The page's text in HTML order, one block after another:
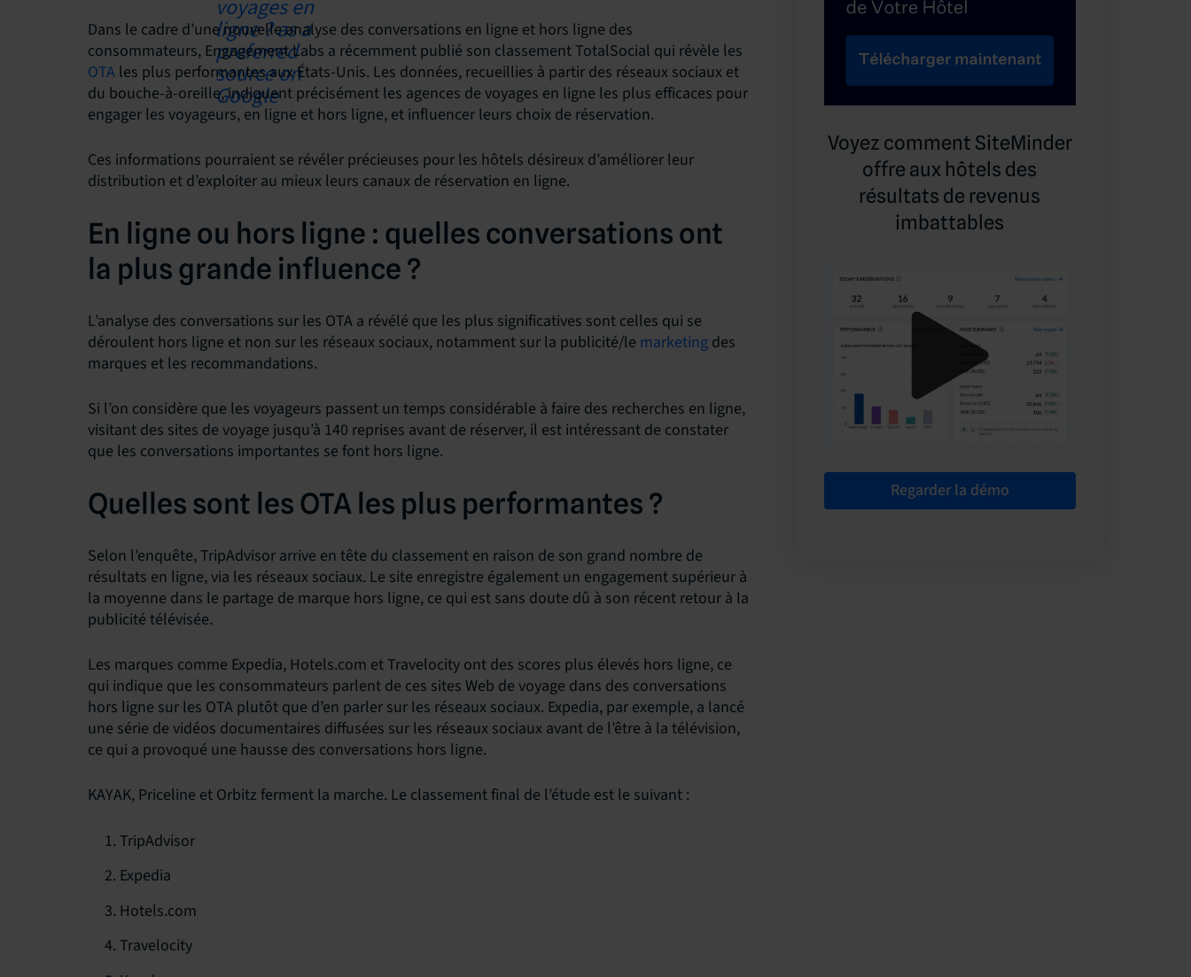
Dans le cadre d’une nouvelle analyse des conversations en ligne et hors ligne des
consommateurs, Engagement Labs a récemment publié son classement TotalSocial qui révèle les
OTA les plus performantes aux États-Unis. Les données, recueillies à partir des réseaux sociaux et
du bouche-à-oreille, indiquent précisément les agences de voyages en ligne les plus efficaces pour
engager les voyageurs, en ligne et hors ligne, et influencer leurs choix de réservation.
Ces informations pourraient se révéler précieuses pour les hôtels désireux d’améliorer leur
distribution et d’exploiter au mieux leurs canaux de réservation en ligne.
En ligne ou hors ligne : quelles conversations ont
la plus grande influence ?
L’analyse des conversations sur les OTA a révélé que les plus significatives sont celles qui se
déroulent hors ligne et non sur les réseaux sociaux, notamment sur la publicité/le marketing des
marques et les recommandations.
Si l’on considère que les voyageurs passent un temps considérable à faire des recherches en ligne,
visitant des sites de voyage jusqu’à 140 reprises avant de réserver, il est intéressant de constater
que les conversations importantes se font hors ligne.
Quelles sont les OTA les plus performantes ?
Selon l’enquête, TripAdvisor arrive en tête du classement en raison de son grand nombre de
résultats en ligne, via les réseaux sociaux. Le site enregistre également un engagement supérieur à
la moyenne dans le partage de marque hors ligne, ce qui est sans doute dû à son récent retour à la
publicité télévisée.
Les marques comme Expedia, Hotels.com et Travelocity ont des scores plus élevés hors ligne, ce
qui indique que les consommateurs parlent de ces sites Web de voyage dans des conversations
hors ligne sur les OTA plutôt que d’en parler sur les réseaux sociaux. Expedia, par exemple, a lancé
une série de vidéos documentaires diffusées sur les réseaux sociaux avant de l’être à la télévision,
ce qui a provoqué une hausse des conversations hors ligne.
KAYAK, Priceline et Orbitz ferment la marche. Le classement final de l’étude est le suivant :
TripAdvisor
Expedia
Hotels.com
Travelocity
Voyez comment SiteMinder
offre aux hôtels des
résultats de revenus
imbattables
Regarder la démo